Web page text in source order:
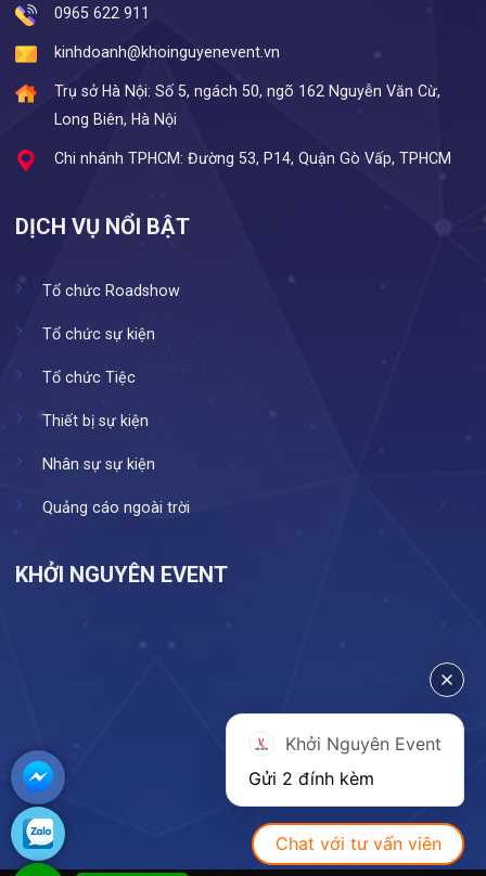
0965 622 911
kinhdoanh@khoinguyenevent.vn
Trụ sở Hà Nội: Số 5, ngách 50, ngõ 162 Nguyễn Văn Cừ,
Long Biên, Hà Nội
Chi nhánh TPHCM: Đường 53, P14, Quận Gò Vấp, TPHCM
DỊCH VỤ NỔI BẬT
Tổ chức Roadshow
Tổ chức sự kiện
Tổ chức Tiệc
Thiết bị sự kiện
Nhân sự sự kiện
Quảng cáo ngoài trời
KHỞI NGUYÊN EVENT
Khởi Nguyên Event
Gửi 2 đính kèm
Chat với tư vấn viên